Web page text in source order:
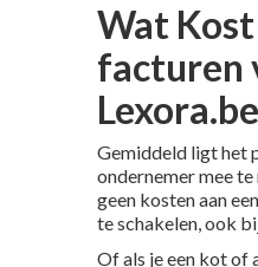
Wat Kost
facturen
Lexora.be
Gemiddeld ligt het
ondernemer mee
geen kosten aan
te schakelen, ook
Of als je een kot of